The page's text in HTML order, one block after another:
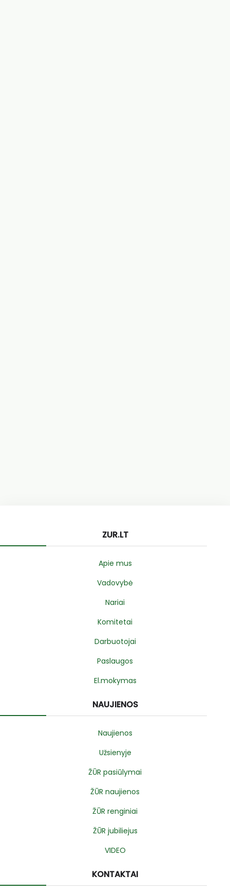
ZUR.LT
Apie mus
Vadovybė
Nariai
Komitetai
Darbuotojai
Paslaugos
El.mokymas
NAUJIENOS
Naujienos
Užsienyje
ŽŪR pasiūlymai
ŽŪR naujienos
ŽŪR renginiai
ŽŪR jubiliejus
VIDEO
KONTAKTAI